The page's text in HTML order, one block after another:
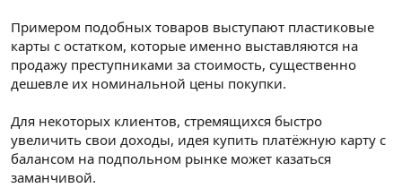
Примером подобных товаров выступают пластиковые
карты с остатком, которые именно выставляются на
продажу преступниками за стоимость, существенно
дешевле их номинальной цены покупки.
Для некоторых клиентов, стремящихся быстро
увеличить свои доходы, идея купить платёжную карту с
балансом на подпольном рынке может казаться
заманчивой.